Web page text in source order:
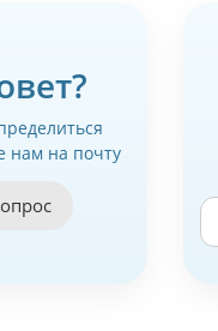
нам на почту